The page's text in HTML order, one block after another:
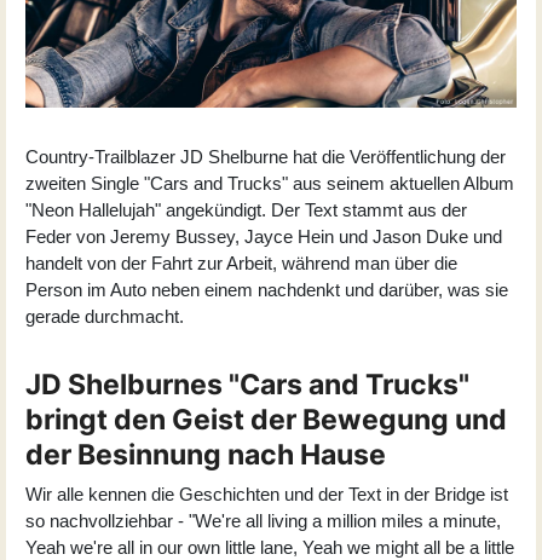
Country-Trailblazer JD Shelburne hat die Veröffentlichung der
zweiten Single "Cars and Trucks" aus seinem aktuellen Album
"Neon Hallelujah" angekündigt. Der Text stammt aus der
Feder von Jeremy Bussey, Jayce Hein und Jason Duke und
handelt von der Fahrt zur Arbeit, während man über die
Person im Auto neben einem nachdenkt und darüber, was sie
gerade durchmacht.
JD Shelburnes "Cars and Trucks"
bringt den Geist der Bewegung und
der Besinnung nach Hause
Wir alle kennen die Geschichten und der Text in der Bridge ist
so nachvollziehbar - "We're all living a million miles a minute,
Yeah we're all in our own little lane, Yeah we might all be a little